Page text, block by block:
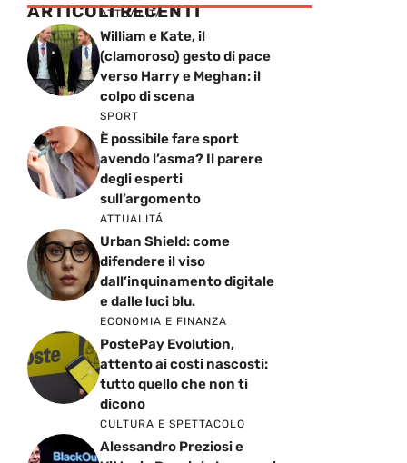
ARTICOLI RECENTI
ATTUALITÁ
William e Kate, il
(clamoroso) gesto di pace
verso Harry e Meghan: il
colpo di scena
SPORT
È possibile fare sport
avendo l’asma? Il parere
degli esperti
sull’argomento
ATTUALITÁ
Urban Shield: come
difendere il viso
dall’inquinamento digitale
e dalle luci blu.
ECONOMIA E FINANZA
PostePay Evolution,
attento ai costi nascosti:
tutto quello che non ti
dicono
CULTURA E SPETTACOLO
Alessandro Preziosi e